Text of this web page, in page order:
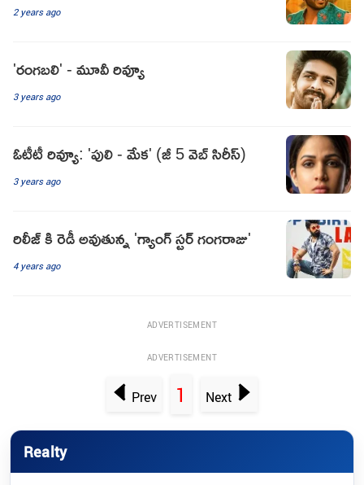
2 years ago
'రంగబలి' - మూవీ రివ్యూ
3 years ago
ఓటీటీ రివ్యూ: 'పులి - మేక' (జీ 5 వెబ్ సిరీస్)
3 years ago
రిలీజ్ కి రెడీ అవుతున్న 'గ్యాంగ్ స్టర్ గంగరాజు'
4 years ago
ADVERTISEMENT
ADVERTISEMENT
Prev 1 Next
Realty